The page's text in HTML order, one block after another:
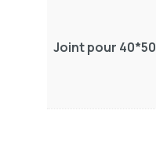
Joint pour 40*50